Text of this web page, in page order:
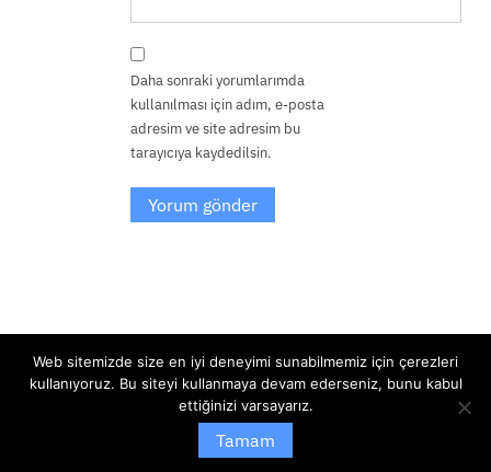
Daha sonraki yorumlarımda
kullanılması için adım, e-posta
adresim ve site adresim bu
tarayıcıya kaydedilsin.
T.C. Kültür ve Turizm Bakanlığı,5846 Fikir ve Sanat Eserleri Kanunu
Gereğince, Şafak Eyüboğlu’na ait eserler telif hakkına tabiidir.
|
Theme by Theme Spiral|By
Web sitemizde size en iyi deneyimi sunabilmemiz için çerezleri
kullanıyoruz. Bu siteyi kullanmaya devam ederseniz, bunu kabul
ettiğinizi varsayarız.
Tamam